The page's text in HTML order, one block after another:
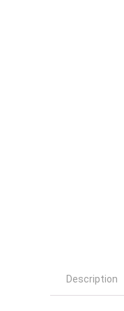
Description